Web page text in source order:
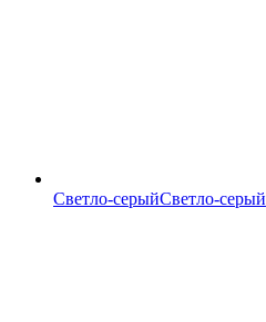
Светло-серыйСветло-серый